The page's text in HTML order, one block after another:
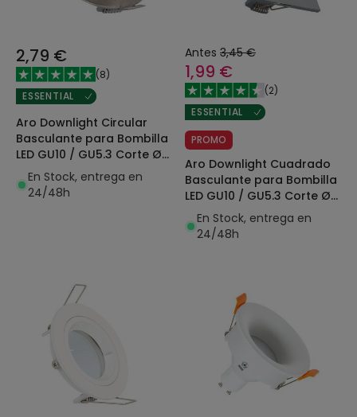
2,79 €
(8)
ESSENTIAL
Aro Downlight Circular
Basculante para Bombilla
LED GU10 / GU5.3 Corte Ø
72 mm
En Stock, entrega en
24/48h
Antes 3,45 €
1,99 €
(2)
ESSENTIAL
PROMO
Aro Downlight Cuadrado
Basculante para Bombilla
LED GU10 / GU5.3 Corte Ø
72 mm
En Stock, entrega en
24/48h